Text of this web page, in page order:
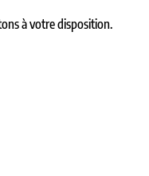
à votre disposition.